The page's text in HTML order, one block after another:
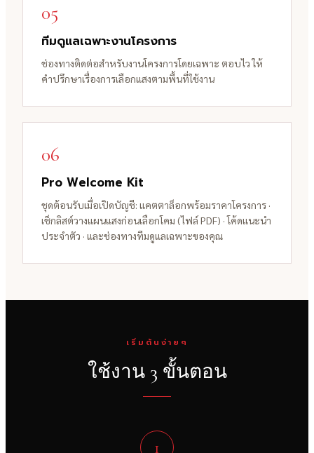
05
ทีมดูแลเฉพาะงานโครงการ
ช่องทางติดต่อสำหรับงานโครงการโดยเฉพาะ ตอบไว ให้
คำปรึกษาเรื่องการเลือกแสงตามพื้นที่ใช้งาน
06
Pro Welcome Kit
ชุดต้อนรับเมื่อเปิดบัญชี: แคตตาล็อกพร้อมราคาโครงการ ·
เช็กลิสต์วางแผนแสงก่อนเลือกโคม (ไฟล์ PDF) · โค้ดแนะนำ
ประจำตัว · และช่องทางทีมดูแลเฉพาะของคุณ
เริ่มต้นง่ายๆ
ใช้งาน 3 ขั้นตอน
1